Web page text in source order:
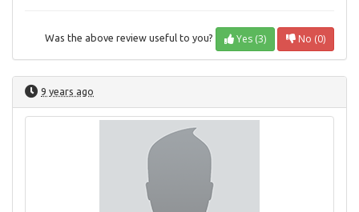
Was the above review useful to you? Yes (3) No (0)
9 years ago